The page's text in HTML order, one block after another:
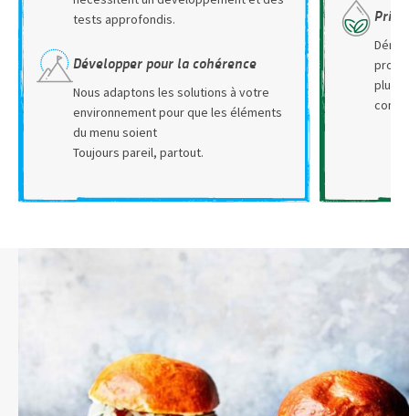
tests approfondis.
Développer pour la cohérence
Nous adaptons les solutions à votre
environnement pour que les éléments
du menu soient
Toujours pareil, partout.
plus